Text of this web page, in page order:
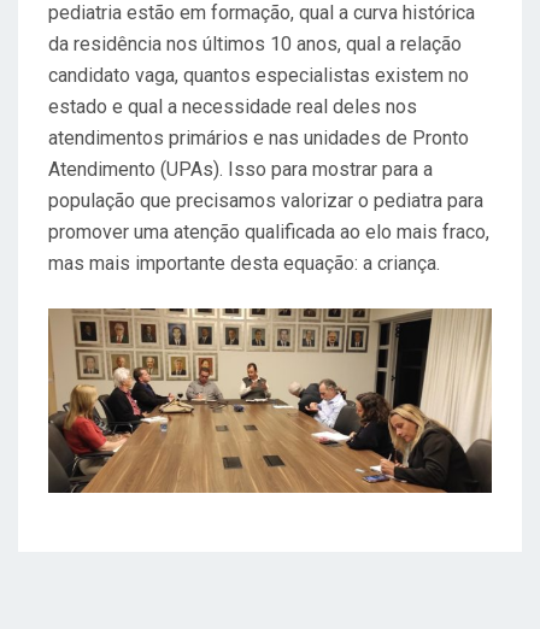
pediatria estão em formação, qual a curva histórica
da residência nos últimos 10 anos, qual a relação
candidato vaga, quantos especialistas existem no
estado e qual a necessidade real deles nos
atendimentos primários e nas unidades de Pronto
Atendimento (UPAs). Isso para mostrar para a
população que precisamos valorizar o pediatra para
promover uma atenção qualificada ao elo mais fraco,
mas mais importante desta equação: a criança.